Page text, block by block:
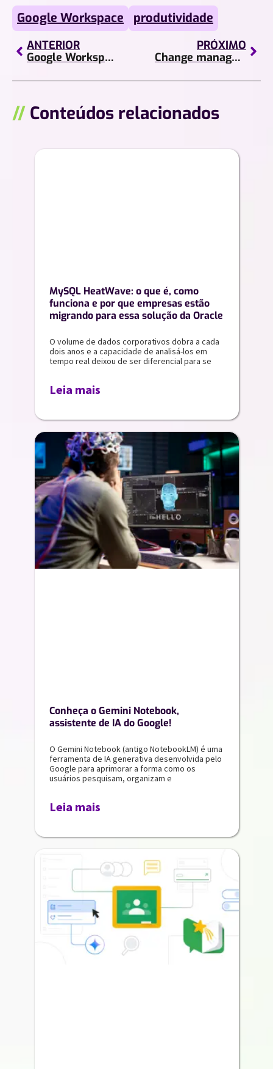
Google Workspace produtividade
ANTERIOR
Google Workspace vs. Microsoft 365: qual escolher para sua empresa?
PRÓXIMO
Change management o que é e por que ele define o sucesso da transformação digital
// Conteúdos relacionados
MySQL HeatWave: o que é, como
funciona e por que empresas estão
migrando para essa solução da Oracle
O volume de dados corporativos dobra a cada
dois anos e a capacidade de analisá-los em
tempo real deixou de ser diferencial para se
Leia mais
Conheça o Gemini Notebook,
assistente de IA do Google!
O Gemini Notebook (antigo NotebookLM) é uma
ferramenta de IA generativa desenvolvida pelo
Google para aprimorar a forma como os
usuários pesquisam, organizam e
Leia mais